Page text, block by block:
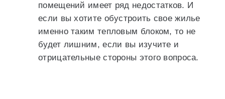
помещений имеет ряд недостатков. И
если вы хотите обустроить свое жилье
именно таким тепловым блоком, то не
будет лишним, если вы изучите и
отрицательные стороны этого вопроса.